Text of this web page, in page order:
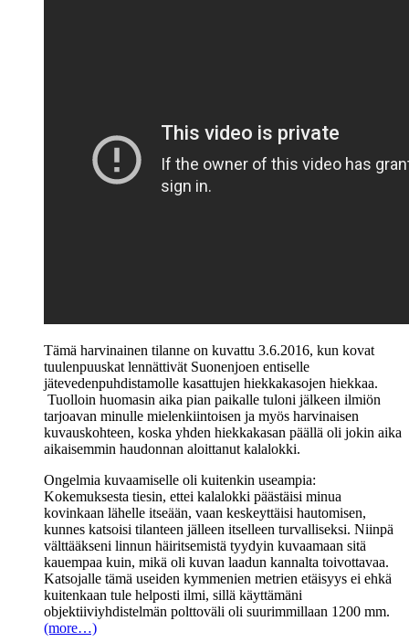
Tämä harvinainen tilanne on kuvattu 3.6.2016, kun kovat
tuulenpuuskat lennättivät Suonenjoen entiselle
jätevedenpuhdistamolle kasattujen hiekkakasojen hiekkaa.
Tuolloin huomasin aika pian paikalle tuloni jälkeen ilmiön
tarjoavan minulle mielenkiintoisen ja myös harvinaisen
kuvauskohteen, koska yhden hiekkakasan päällä oli jokin aika
aikaisemmin haudonnan aloittanut kalalokki.
Ongelmia kuvaamiselle oli kuitenkin useampia:
Kokemuksesta tiesin, ettei kalalokki päästäisi minua
kovinkaan lähelle itseään, vaan keskeyttäisi hautomisen,
kunnes katsoisi tilanteen jälleen itselleen turvalliseksi. Niinpä
välttääkseni linnun häiritsemistä tyydyin kuvaamaan sitä
kauempaa kuin, mikä oli kuvan laadun kannalta toivottavaa.
Katsojalle tämä useiden kymmenien metrien etäisyys ei ehkä
kuitenkaan tule helposti ilmi, sillä käyttämäni
objektiiviyhdistelmän polttoväli oli suurimmillaan 1200 mm.
(more…)